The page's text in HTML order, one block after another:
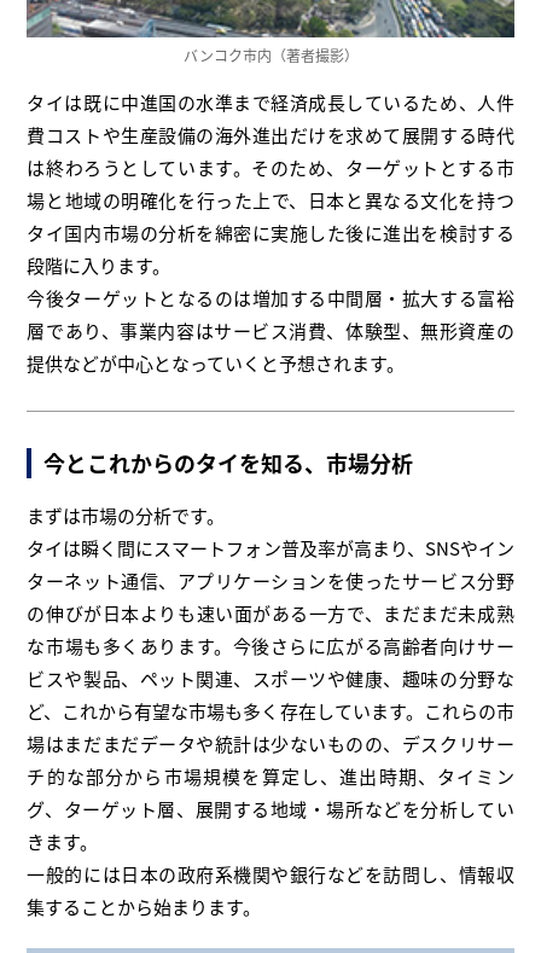
バンコク市内（著者撮影）
タイは既に中進国の水準まで経済成長しているため、人件
費コストや生産設備の海外進出だけを求めて展開する時代
は終わろうとしています。そのため、ターゲットとする市
場と地域の明確化を行った上で、日本と異なる文化を持つ
タイ国内市場の分析を綿密に実施した後に進出を検討する
段階に入ります。
今後ターゲットとなるのは増加する中間層・拡大する富裕
層であり、事業内容はサービス消費、体験型、無形資産の
提供などが中心となっていくと予想されます。
今とこれからのタイを知る、市場分析
まずは市場の分析です。
タイは瞬く間にスマートフォン普及率が高まり、SNSやイン
ターネット通信、アプリケーションを使ったサービス分野
の伸びが日本よりも速い面がある一方で、まだまだ未成熟
な市場も多くあります。今後さらに広がる高齢者向けサー
ビスや製品、ペット関連、スポーツや健康、趣味の分野な
ど、これから有望な市場も多く存在しています。これらの市
場はまだまだデータや統計は少ないものの、デスクリサー
チ的な部分から市場規模を算定し、進出時期、タイミン
グ、ターゲット層、展開する地域・場所などを分析してい
きます。
一般的には日本の政府系機関や銀行などを訪問し、情報収
集することから始まります。